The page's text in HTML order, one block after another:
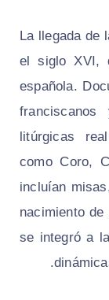
La llegada de
el siglo XVI,
española.
franciscanos
litúrgicas
como Coro,
incluían
nacimiento
se integró a